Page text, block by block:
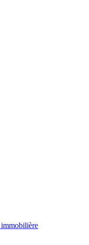
immobilière